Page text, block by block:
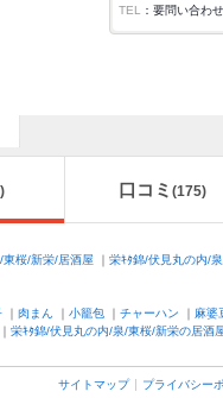
TEL
：要問い合わせ
口コミ (175)
桜/新栄/居酒屋 ｜ 栄ｷﾀ錦/伏見丸の内/
｜ 肉まん ｜ 小籠包 ｜ チャーハン ｜ 麻婆
｜ 栄ｷﾀ錦/伏見丸の内/泉/東桜/新栄の居酒
サイトマップ プライバシー